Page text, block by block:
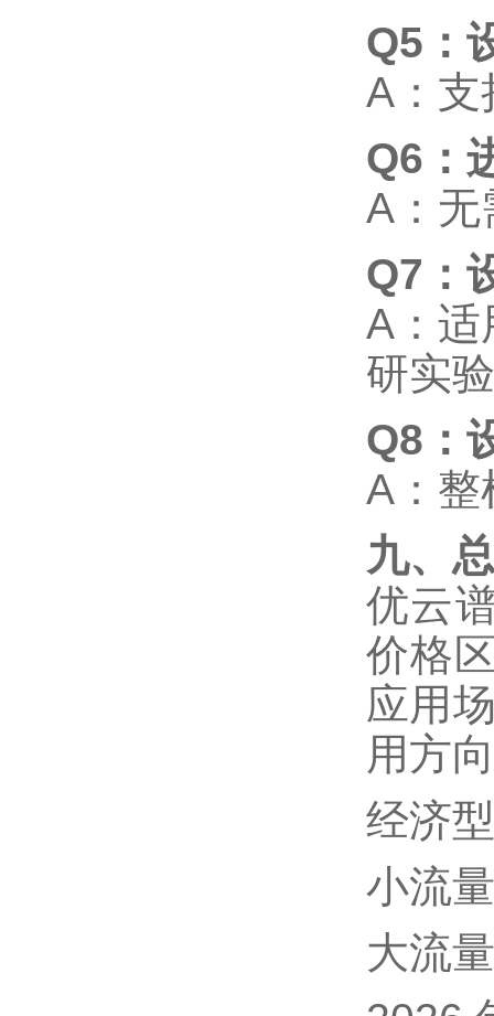
Q5：
A：
Q6：
A：无
Q7：
A：适
研实
Q8：
A：
九、
优云
价格
应用
用方
经济
小流
大流